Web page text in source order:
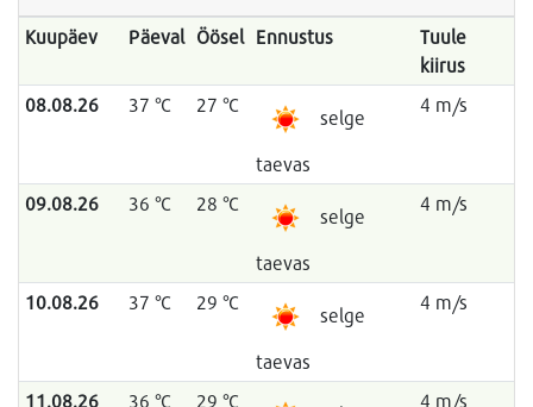
Kuupäev Päeval Öösel Ennustus
Tuule
kiirus
08.08.26
37 °C 27 °C
selge
taevas
4 m/s
09.08.26 36 °C 28 °C
selge
taevas
4 m/s
10.08.26 37 °C 29 °C
selge
taevas
4 m/s
11.08.26 36 °C 29 °C 4 m/s